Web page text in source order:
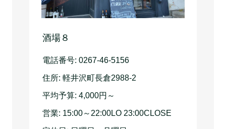
酒場８
電話番号: 0267-46-5156
住所: 軽井沢町長倉2988-2
平均予算: 4,000円～
営業: 15:00～22:00LO 23:00CLOSE